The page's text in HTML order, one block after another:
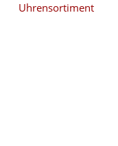
Uhrensortiment